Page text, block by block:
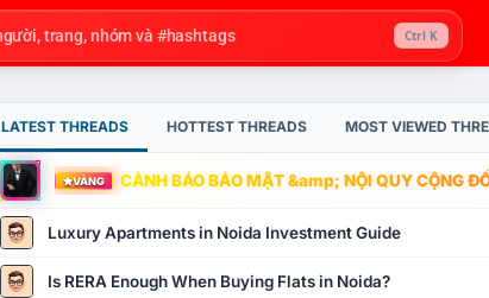
Ctrl K
LATEST THREADS HOTTEST THREADS MOST VIEWED
VÀNG CẢNH BÁO BẢO MẬT &amp; NỘI QUY CỘNG
Luxury Apartments in Noida Investment Guide
Is RERA Enough When Buying Flats in Noida?